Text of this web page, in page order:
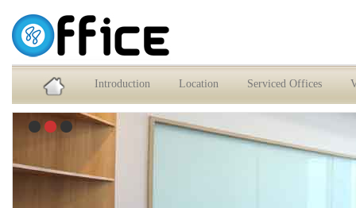
Service Office dan Virtual Office Jakarta Selatan
Introduction Location Serviced Offices